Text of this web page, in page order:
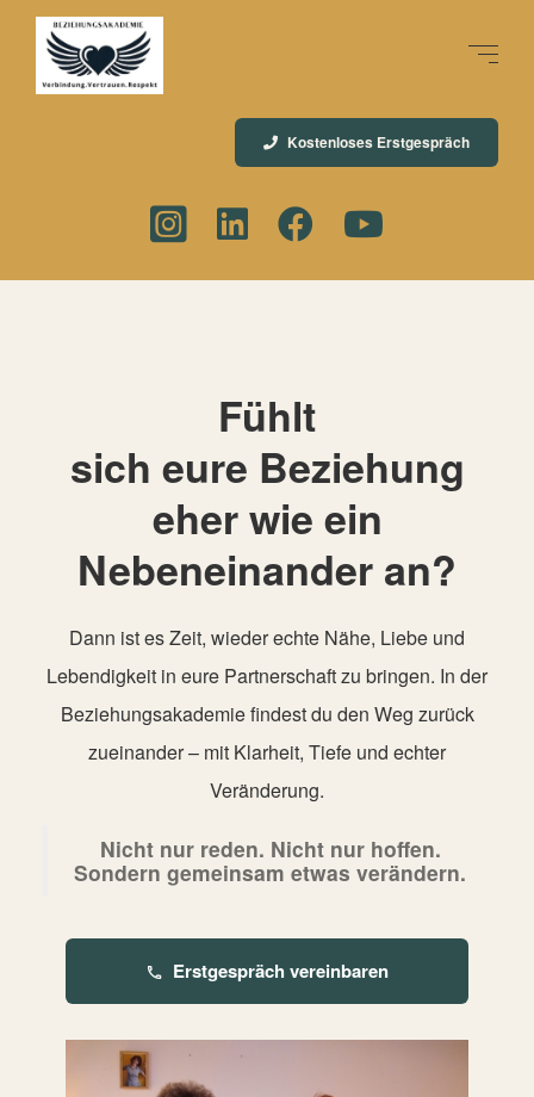
Kostenloses Erstgespräch
Fühlt
sich eure Beziehung
eher wie ein
Nebeneinander an?
Dann ist es Zeit, wieder echte Nähe, Liebe und
Lebendigkeit in eure Partnerschaft zu bringen. In der
Beziehungsakademie findest du den Weg zurück
zueinander – mit Klarheit, Tiefe und echter
Veränderung.
Nicht nur reden. Nicht nur hoffen.
Sondern gemeinsam etwas verändern.
Erstgespräch vereinbaren